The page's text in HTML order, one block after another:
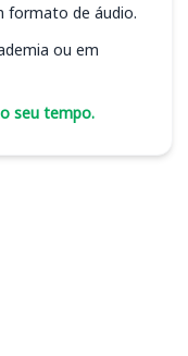
formato de áudio.
ou em
seu tempo.